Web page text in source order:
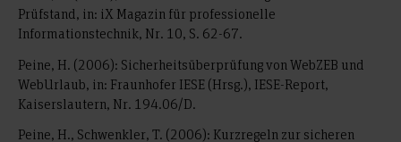
Prüfstand, in: iX Magazin für professionelle
Informationstechnik, Nr. 10, S. 62-67.
Peine, H. (2006): Sicherheitsüberprüfung von WebZEB und
WebUrlaub, in: Fraunhofer IESE (Hrsg.), IESE-Report,
Kaiserslautern, Nr. 194.06/D.
Peine, H., Schwenkler, T. (2006): Kurzregeln zur sicheren